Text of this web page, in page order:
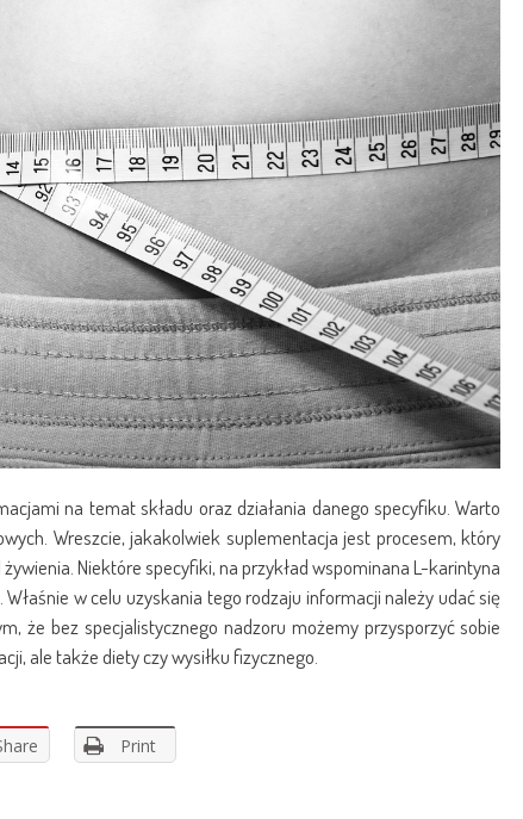
na temat składu oraz działania danego specyfiku. Warto
Wreszcie, jakakolwiek suplementacja jest procesem, który
Niektóre specyfiki, na przykład wspominana L-karintyna
w celu uzyskania tego rodzaju informacji należy udać się
że bez specjalistycznego nadzoru możemy przysporzyć sobie
ale także diety czy wysiłku fizycznego.
Print